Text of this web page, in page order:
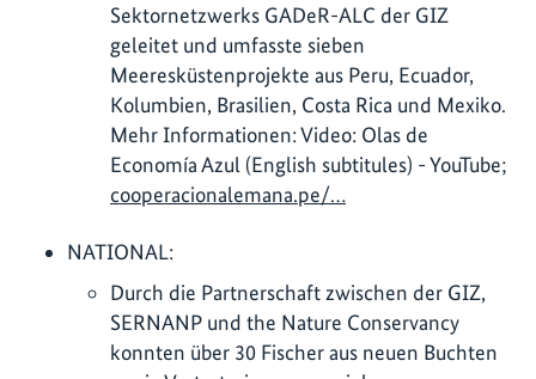
Sektornetzwerks GADeR-ALC der GIZ
geleitet und umfasste sieben
Meeresküstenprojekte aus Peru, Ecuador,
Kolumbien, Brasilien, Costa Rica und Mexiko.
Mehr Informationen: Video: Olas de
Economía Azul (English subtitules) - YouTube;
cooperacionalemana.pe/…
NATIONAL:
Durch die Partnerschaft zwischen der GIZ,
SERNANP und the Nature Conservancy
konnten über 30 Fischer aus neuen Buchten